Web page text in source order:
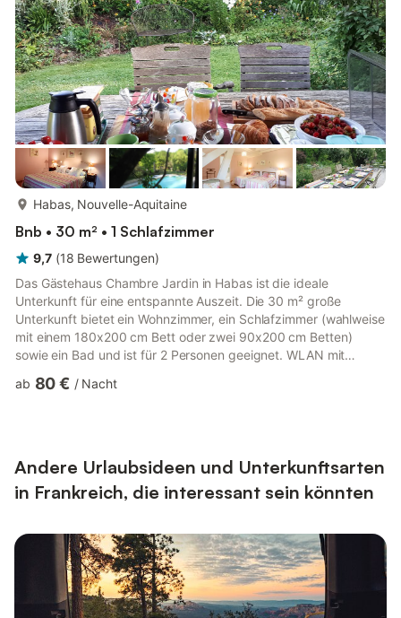
gemeinsamen Außenbereich mit Garten, Terrasse und Grill. Auf
dem Grundstück sind...
Habas, Nouvelle-Aquitaine
Bnb • 30 m² • 1 Schlafzimmer
9,7 (18 Bewertungen)
Das Gästehaus Chambre Jardin in Habas ist die ideale
Unterkunft für eine entspannte Auszeit. Die 30 m² große
Unterkunft bietet ein Wohnzimmer, ein Schlafzimmer (wahlweise
mit einem 180x200 cm Bett oder zwei 90x200 cm Betten)
sowie ein Bad und ist für 2 Personen geeignet. WLAN mit
Spielzeug für Kinder stehen zur Verfügung. Auch eine
mit einem eingezäunten Pool, einen Garten, 2 offene...
ab 80 € / Nacht
Andere Urlaubsideen und Unterkunftsarten
in Frankreich, die interessant sein könnten